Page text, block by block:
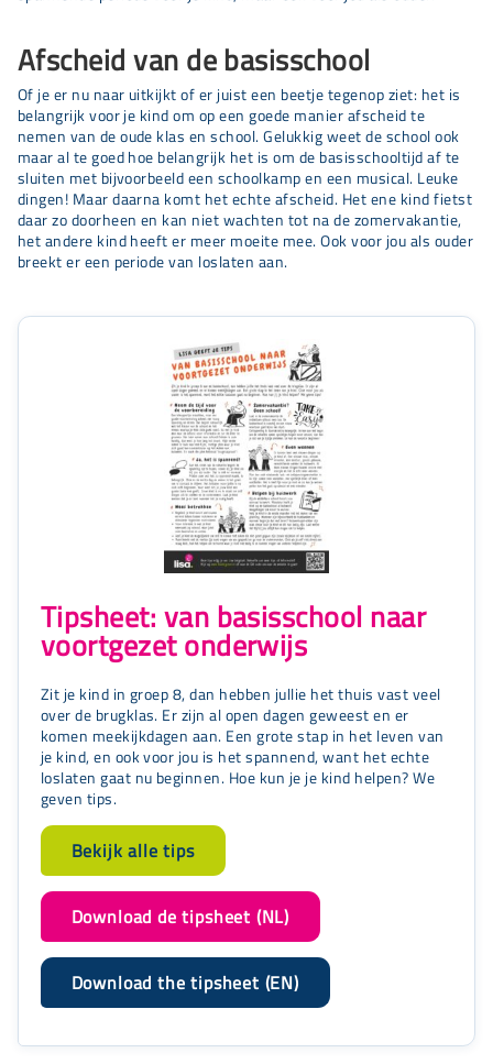
Afscheid van de basisschool
Of je er nu naar uitkijkt of er juist een beetje tegenop ziet: het is
belangrijk voor je kind om op een goede manier afscheid te
nemen van de oude klas en school. Gelukkig weet de school ook
maar al te goed hoe belangrijk het is om de basisschooltijd af te
sluiten met bijvoorbeeld een schoolkamp en een musical. Leuke
dingen! Maar daarna komt het echte afscheid. Het ene kind fietst
daar zo doorheen en kan niet wachten tot na de zomervakantie,
het andere kind heeft er meer moeite mee. Ook voor jou als ouder
breekt er een periode van loslaten aan.
Tipsheet: van basisschool naar
voortgezet onderwijs
Zit je kind in groep 8, dan hebben jullie het thuis vast veel
over de brugklas. Er zijn al open dagen geweest en er
komen meekijkdagen aan. Een grote stap in het leven van
je kind, en ook voor jou is het spannend, want het echte
loslaten gaat nu beginnen. Hoe kun je je kind helpen? We
geven tips.
Bekijk alle tips
Download de tipsheet (NL)
Download the tipsheet (EN)